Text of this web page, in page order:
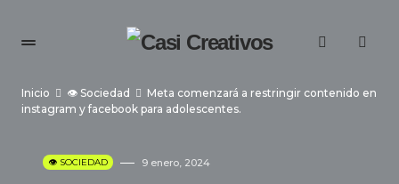
Inicio 👁️ Sociedad
Meta comenzará a restringir contenido en
instagram y facebook para adolescentes.
👁️ SOCIEDAD 9 enero, 2024